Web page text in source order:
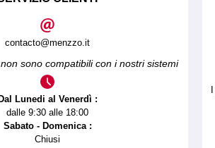
contacto@menzzo.it
sono compatibili con i nostri sistemi
Dal Lunedi al Venerdì :
dalle 9:30 alle 18:00
Sabato - Domenica :
Chiusi